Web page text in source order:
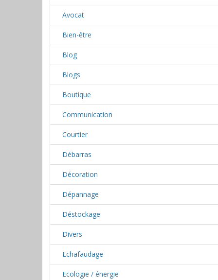
Avocat
Bien-être
Blog
Blogs
Boutique
Communication
Courtier
Débarras
Décoration
Dépannage
Déstockage
Divers
Echafaudage
Ecologie / énergie